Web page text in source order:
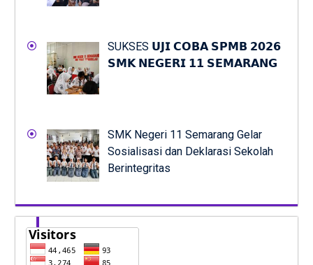
SUKSES 𝗨𝗝𝗜 𝗖𝗢𝗕𝗔 𝗦𝗣𝗠𝗕 𝟮𝟬𝟮𝟲
𝗦𝗠𝗞 𝗡𝗘𝗚𝗘𝗥𝗜 𝟭𝟭 𝗦𝗘𝗠𝗔𝗥𝗔𝗡𝗚
SMK Negeri 11 Semarang Gelar
Sosialisasi dan Deklarasi Sekolah
Berintegritas